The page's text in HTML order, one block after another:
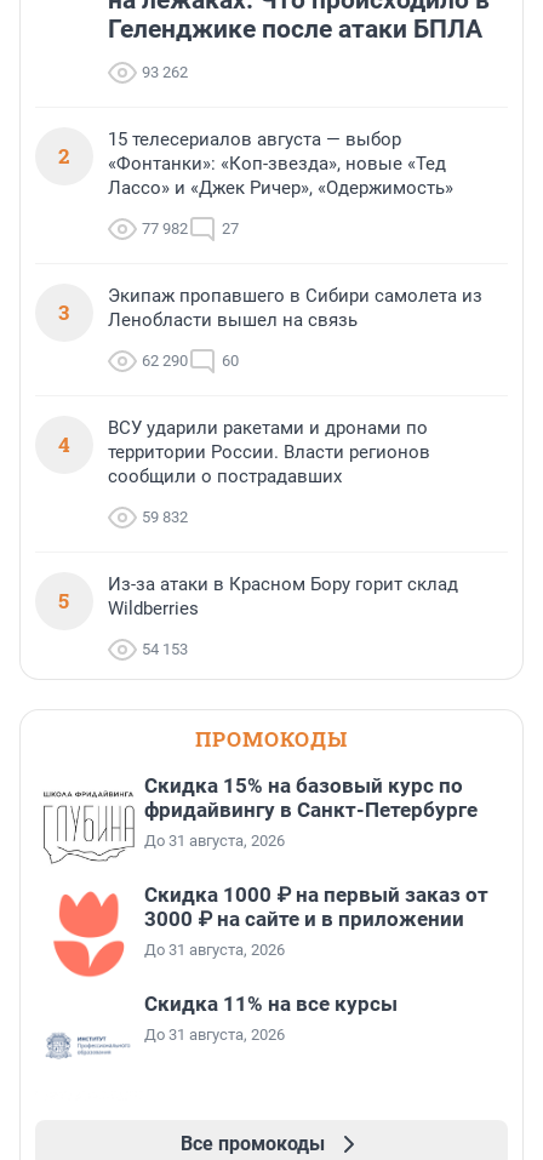
Геленджике после атаки БПЛА
93 262
2
15 телесериалов августа — выбор
«Фонтанки»: «Коп-звезда», новые «Тед
Лассо» и «Джек Ричер», «Одержимость»
77 982 27
3
Экипаж пропавшего в Сибири самолета из
Ленобласти вышел на связь
62 290 60
4
ВСУ ударили ракетами и дронами по
территории России. Власти регионов
сообщили о пострадавших
59 832
5
Из-за атаки в Красном Бору горит склад
Wildberries
54 153
ПРОМОКОДЫ
Скидка 15% на базовый курс по
фридайвингу в Санкт-Петербурге
До 31 августа, 2026
Скидка 1000 ₽ на первый заказ от
3000 ₽ на сайте и в приложении
До 31 августа, 2026
Скидка 11% на все курсы
До 31 августа, 2026
Все промокоды